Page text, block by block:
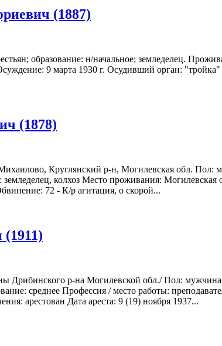
(1887)
образование: н/начальное; земледелец.
9 марта 1930 г. Осудивший орган:
(1878)
Круглянский р-н, Могилевская обл. Пол:
колхоз Место проживания:
72 - К/р агитация, о скорой...
Дрибинского р-на Могилевской обл./ Пол:
среднее Профессия / место работы:
арестован Дата ареста: 9 (19) ноября 1937...